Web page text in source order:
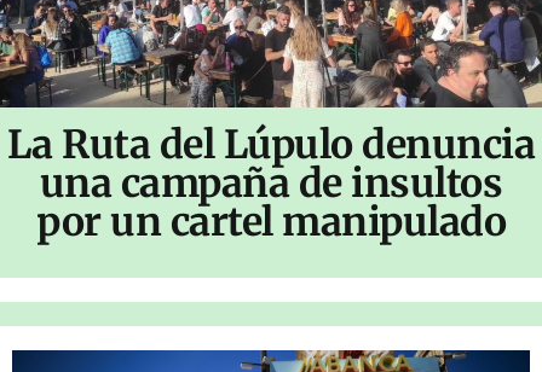
La Ruta del Lúpulo denuncia
una campaña de insultos
por un cartel manipulado